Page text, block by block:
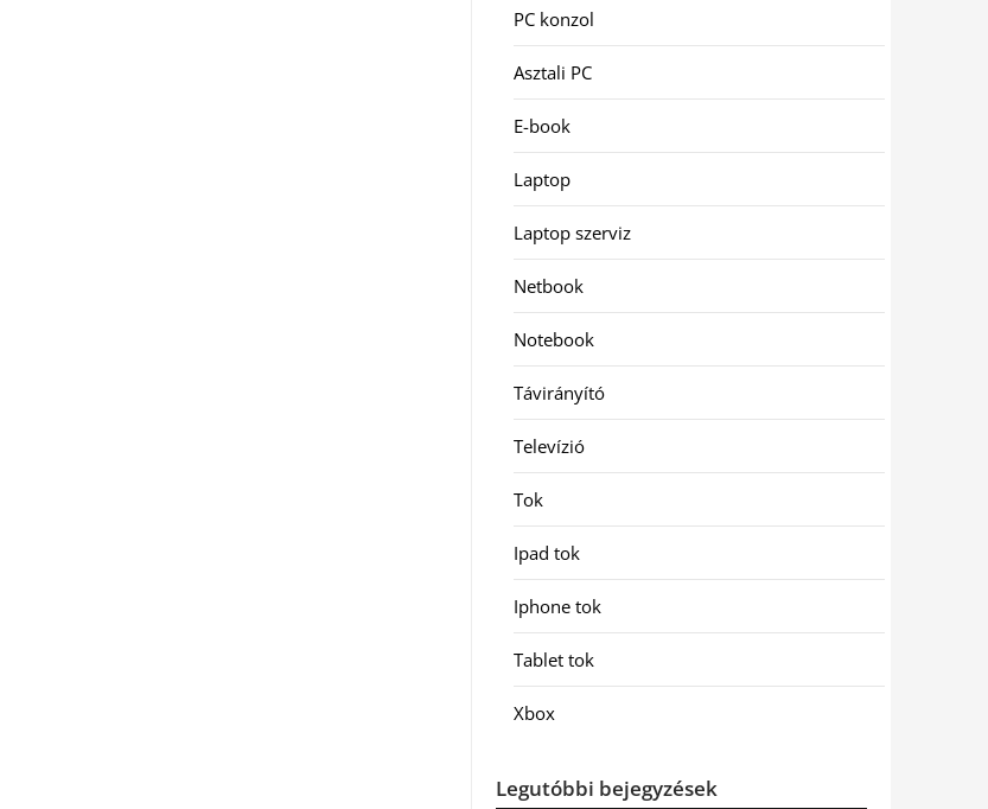
PC konzol
Asztali PC
E-book
Laptop
Laptop szerviz
Netbook
Notebook
Távirányító
Televízió
Tok
Ipad tok
Iphone tok
Tablet tok
Xbox
Legutóbbi bejegyzések